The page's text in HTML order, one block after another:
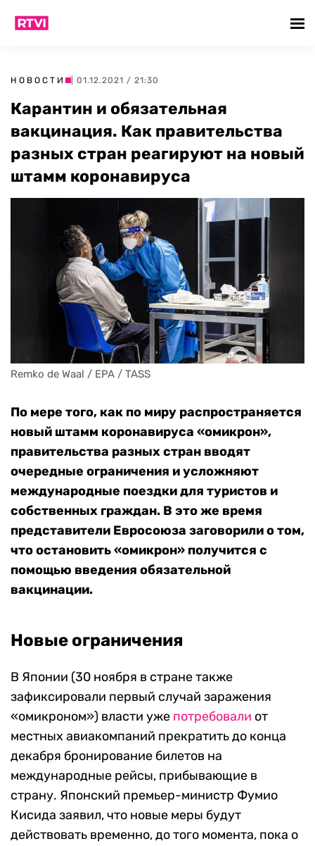
НОВОСТИ | 01.12.2021 / 21:30
Карантин и обязательная
вакцинация. Как правительства
разных стран реагируют на новый
штамм коронавируса
Remko de Waal / EPA / TASS
По мере того, как по миру распространяется
новый штамм коронавируса «омикрон»,
правительства разных стран вводят
очередные ограничения и усложняют
международные поездки для туристов и
собственных граждан. В это же время
представители Евросоюза заговорили о том,
что остановить «омикрон» получится с
помощью введения обязательной
вакцинации.
Новые ограничения
В Японии (30 ноября в стране также
зафиксировали первый случай заражения
«омикроном») власти уже потребовали от
местных авиакомпаний прекратить до конца
декабря бронирование билетов на
международные рейсы, прибывающие в
страну. Японский премьер-министр Фумио
Кисида заявил, что новые меры будут
действовать временно, до того момента, пока о